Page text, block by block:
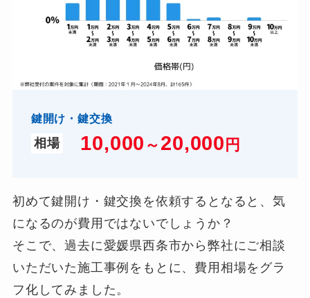
鍵開け・鍵交換
相場 10,000 ～ 20,000 円
初めて鍵開け・鍵交換を依頼するとなると、気
になるのが費用ではないでしょうか？
そこで、過去に愛媛県西条市から弊社にご相談
いただいた施工事例をもとに、費用相場をグラ
フ化してみました。